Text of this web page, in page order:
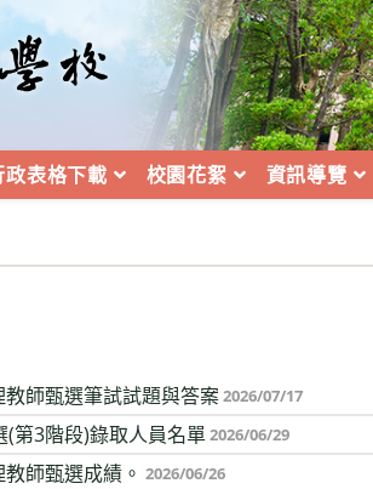
政表格下載 校園花絮 資訊導覽
師甄選筆試試題與答案2026/07/17
第3階段)錄取人員名單2026/06/29
師甄選成績。 2026/06/26